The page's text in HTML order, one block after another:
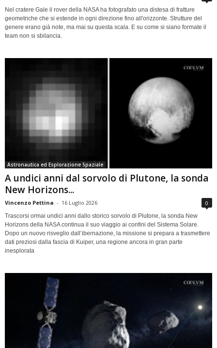
Nel cratere Gale il rover della NASA ha fotografato una distesa di fratture
geometriche che si estende in ogni direzione fino all'orizzonte. Strutture del
genere erano già note, ma mai su questa scala. E su come si siano formate il
team non si sbilancia.
Astronautica ed Esplorazione Spaziale
A undici anni dal sorvolo di Plutone, la sonda
New Horizons...
Vincenzo Pettina - 16 Luglio 2026 0
Trascorsi ormai undici anni dallo storico sorvolo di Plutone, la sonda New
Horizons della NASA continua il suo viaggio ai confini del Sistema Solare.
Dopo un nuovo risveglio dall’ibernazione, la missione si prepara a trasmettere
dati preziosi dalla fascia di Kuiper, una regione ancora in gran parte
inesplorata